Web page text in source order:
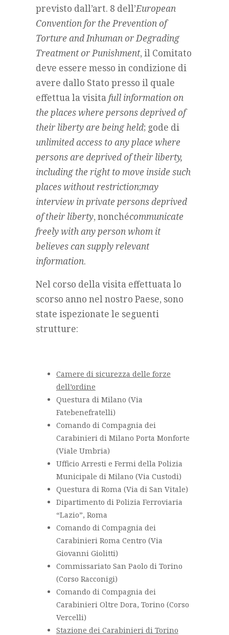
previsto dall’art. 8 dell’European
Convention for the Prevention of
Torture and Inhuman or Degrading
Treatment or Punishment, il Comitato
deve essere messo in condizione di
avere dallo Stato presso il quale
effettua la visita full information on
the places where persons deprived of
their liberty are being held; gode di
unlimited access to any place where
persons are deprived of their liberty,
including the right to move inside such
places without restriction;may
interview in private persons deprived
of their liberty, nonchécommunicate
freely with any person whom it
believes can supply relevant
information.
Nel corso della visita effettuata lo
scorso anno nel nostro Paese, sono
state ispezionate le seguenti
strutture:
Camere di sicurezza delle forze
dell’ordine
Questura di Milano (Via
Fatebenefratelli)
Comando di Compagnia dei
Carabinieri di Milano Porta Monforte
(Viale Umbria)
Ufficio Arresti e Fermi della Polizia
Municipale di Milano (Via Custodi)
Questura di Roma (Via di San Vitale)
Dipartimento di Polizia Ferroviaria
“Lazio”, Roma
Comando di Compagnia dei
Carabinieri Roma Centro (Via
Giovanni Giolitti)
Commissariato San Paolo di Torino
(Corso Racconigi)
Comando di Compagnia dei
Carabinieri Oltre Dora, Torino (Corso
Vercelli)
Stazione dei Carabinieri di Torino